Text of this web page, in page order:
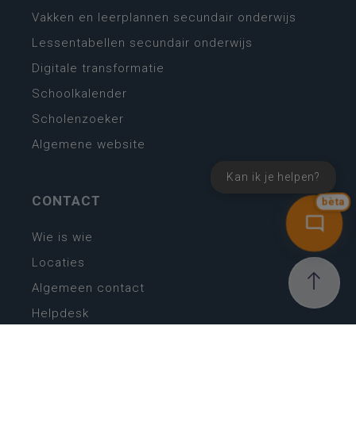
bèta
Kan ik je helpen?
Vakken en leerplannen secundair onderwijs
Lessentabellen secundair onderwijs
Digitale transformatie
Schoolkalender
Scholenzoeker
Algemene website
CONTACT
Wie is wie
Locaties
Algemeen contact
Helpdesk